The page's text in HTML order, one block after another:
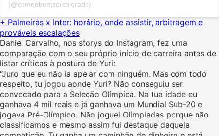
(@comoebomsercolorado)
+ Palmeiras x Inter: horário, onde assistir, arbitragem e
prováveis escalações
Daniel Carvalho, nos storys do Instagram, fez uma
comparação com o seu próprio início de carreira antes de
listar críticas à postura de Yuri:
“Juro que eu não ia apelar com ninguém. Mas com todo
respeito, tu jogou aonde Yuri? Não conseguiu ser
convocado para a Seleção Olímpica. Na tua idade eu
ganhava 4 mil reais e já ganhava um Mundial Sub-20 e
jogava Pré-Olímpico. Não joguei Olímpiadas porque não
classificamos e mesmo assim fui destaque daquela